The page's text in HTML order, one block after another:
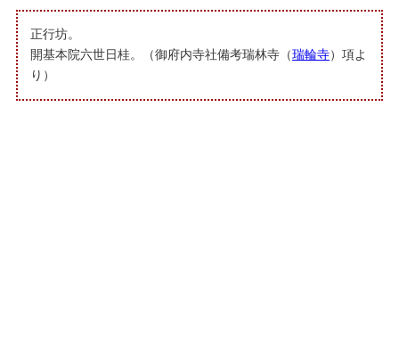
正行坊。
開基本院六世日桂。（御府内寺社備考瑞林寺（瑞輪寺）項よ
り）